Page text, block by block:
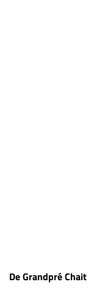
De Grandpré Chait